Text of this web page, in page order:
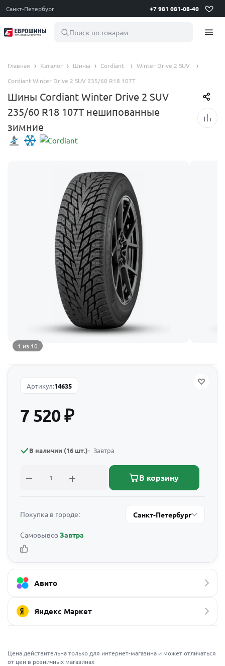
Санкт-Петербург +7 981 081-08-40
Поиск по товарам
Главная Каталог Шины Cordiant
Winter Drive 2 SUV
Cordiant Winter Drive 2 SUV 235/60 R18 107T
Шины Cordiant Winter Drive 2 SUV
235/60 R18 107T нешипованные
зимние
1 из 10
Артикул:14635
7 520₽
В наличии (16 шт.) Завтра
В корзину
Покупка в городе: Санкт-Петербург
Самовывоз Завтра
Авито
Яндекс Маркет
Цена действительна только для интернет-магазина и может отличаться
от цен в розничных магазинах